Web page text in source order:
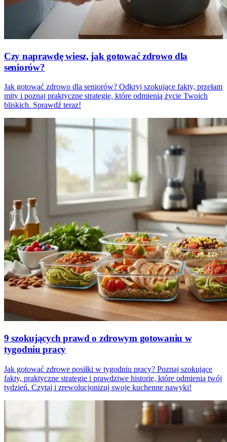
Czy naprawdę wiesz, jak gotować zdrowo dla
seniorów?
Jak gotować zdrowo dla seniorów? Odkryj szokujące fakty, przełam
mity i poznaj praktyczne strategie, które odmienią życie Twoich
bliskich. Sprawdź teraz!
9 szokujących prawd o zdrowym gotowaniu w
tygodniu pracy
Jak gotować zdrowe posiłki w tygodniu pracy? Poznaj szokujące
fakty, praktyczne strategie i prawdziwe historie, które odmienią twój
tydzień. Czytaj i zrewolucjonizuj swoje kuchenne nawyki!